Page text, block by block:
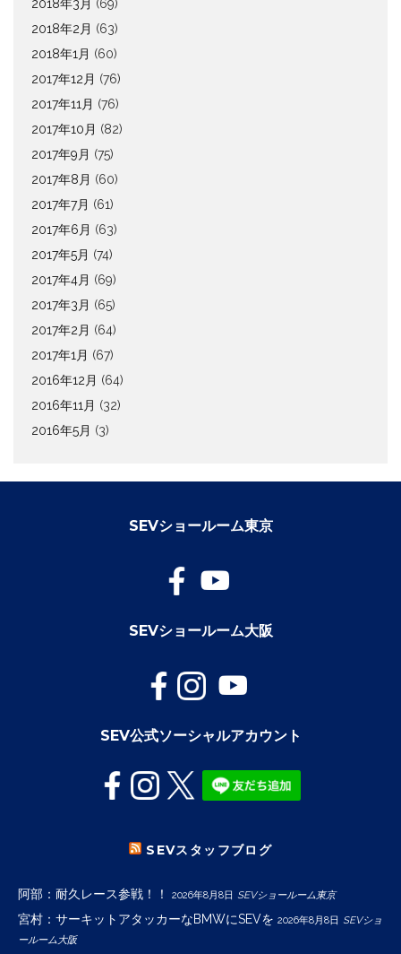
2018年3月 (69)
2018年2月 (63)
2018年1月 (60)
2017年12月 (76)
2017年11月 (76)
2017年10月 (82)
2017年9月 (75)
2017年8月 (60)
2017年7月 (61)
2017年6月 (63)
2017年5月 (74)
2017年4月 (69)
2017年3月 (65)
2017年2月 (64)
2017年1月 (67)
2016年12月 (64)
2016年11月 (32)
2016年5月 (3)
SEVショールーム東京
SEVショールーム大阪
SEV公式ソーシャルアカウント
SEVスタッフブログ
阿部：耐久レース参戦！！ 2026年8月8日 SEVショールーム東京
宮村：サーキットアタッカーなBMWにSEVを 2026年8月8日 SEVショ
ールーム大阪